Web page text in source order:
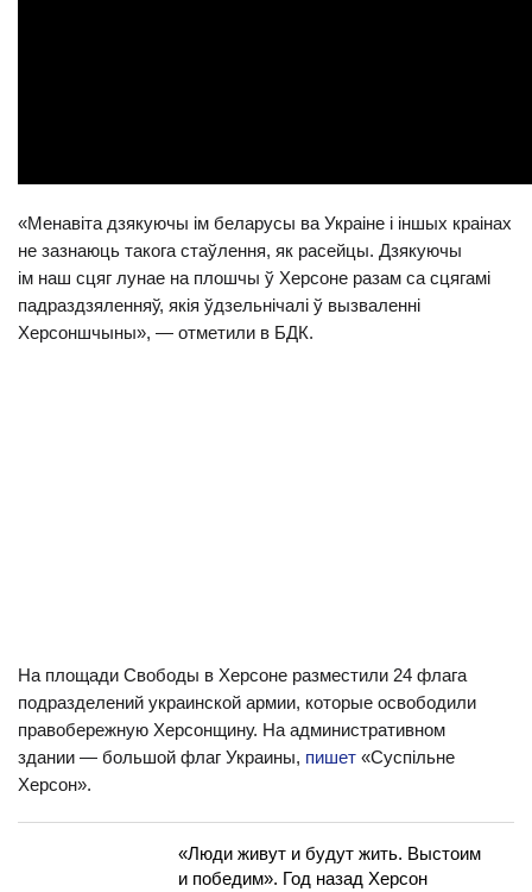
«Менавіта дзякуючы ім беларусы ва Украіне і іншых краінах
не зазнаюць такога стаўлення, як расейцы. Дзякуючы
ім наш сцяг лунае на плошчы ў Херсоне разам са сцягамі
падраздзяленняў, якія ўдзельнічалі ў вызваленні
Херсоншчыны», — отметили в БДК.
На площади Свободы в Херсоне разместили 24 флага
подразделений украинской армии, которые освободили
правобережную Херсонщину. На административном
здании — большой флаг Украины, пишет «Суспільне
Херсон».
«Люди живут и будут жить. Выстоим
и победим». Год назад Херсон